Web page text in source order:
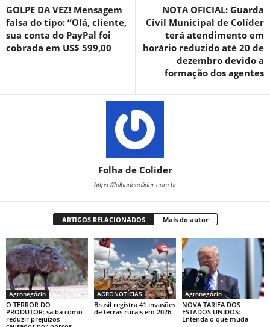
GOLPE DA VEZ! Mensagem
falsa do tipo: “Olá, cliente,
sua conta do PayPal foi
cobrada em US$ 599,00
NOTA OFICIAL: Guarda
Civil Municipal de Colíder
terá atendimento em
horário reduzido até 20 de
dezembro devido a
formação dos agentes
Folha de Colíder
https://folhadecolider.com.br
ARTIGOS RELACIONADOS Mais do autor
Agronegócio
O TERROR DO
PRODUTOR: saiba como
reduzir prejuízos
AGRONOTÍCIAS
Brasil registra 41 invasões
de terras rurais em 2026
Agronegócio
NOVA TARIFA DOS
ESTADOS UNIDOS:
Entenda o que muda